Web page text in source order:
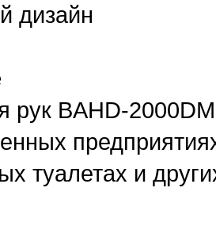
дизайн
рук BAHD-
туалетах и